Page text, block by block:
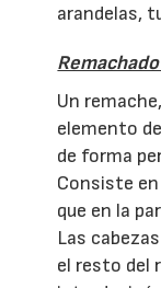
arandelas,
Un
elemento
de forma
Consiste
que en la
Las
el resto del